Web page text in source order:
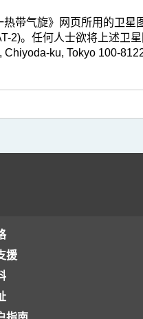
热带气旋》网页所用的卫星
2)。任何人士欲将上述卫
Chiyoda-ku, Tokyo 100-
援